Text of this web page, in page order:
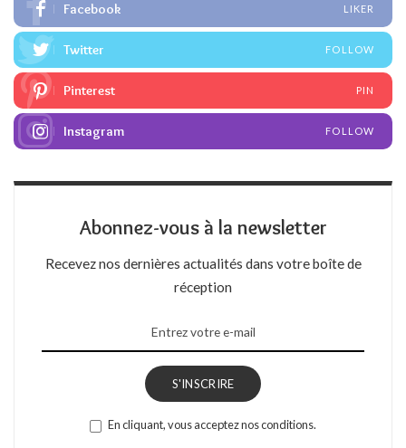
Facebook LIKER
Twitter FOLLOW
Pinterest PIN
Instagram FOLLOW
Abonnez-vous à la newsletter
Recevez nos dernières actualités dans votre boîte de
réception
S'INSCRIRE
En cliquant, vous acceptez nos conditions.